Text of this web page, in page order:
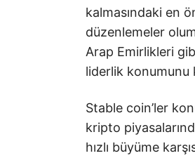
kalmasındaki en
düzenlemeler
Arap Emirlikleri
liderlik konumunu
Stable coin’ler
kripto
hızlı büyüme